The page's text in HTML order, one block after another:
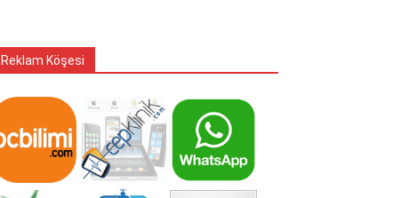
Reklam Köşesi